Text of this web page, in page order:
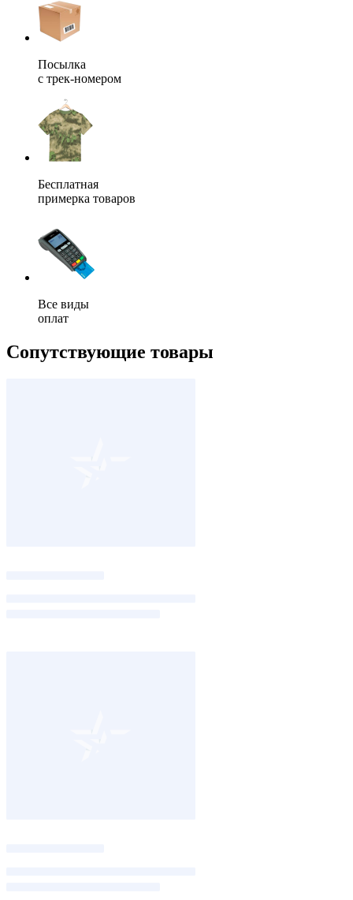
Посылка
с трек-номером
Бесплатная
примерка товаров
Все виды
оплат
Сопутствующие товары